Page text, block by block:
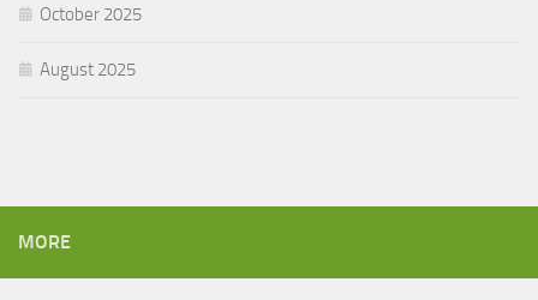
October 2025
August 2025
MORE